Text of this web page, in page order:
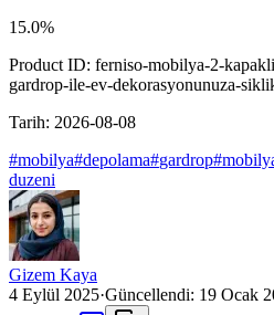
15.0%
Product ID: ferniso-mobilya-2-
gardrop-ile-ev-dekorasyonunuza-
Tarih: 2026-08-08
#mobilya#depolama#gardrop#
duzeni
Gizem Kaya
4 Eylül 2025·Güncellendi: 19 Ocak